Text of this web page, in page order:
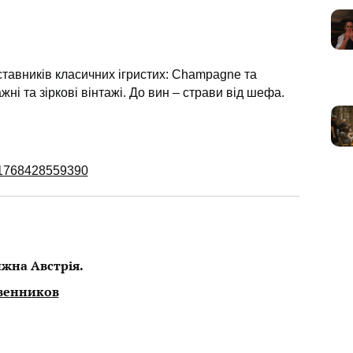
класичних ігристих: Champagne та
та зіркові вінтажі. До вин – страви від шефа.
Австрія.